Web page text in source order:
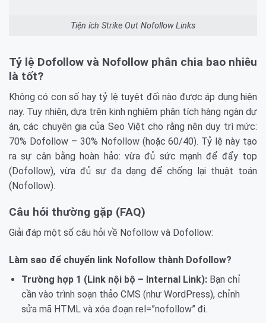
Tiện ích Strike Out Nofollow Links
Tỷ lệ Dofollow và Nofollow phân chia bao nhiêu
là tốt?
Không có con số hay tỷ lệ tuyệt đối nào được áp dụng hiện
nay. Tuy nhiên, dựa trên kinh nghiệm phân tích hàng ngàn dự
án, các chuyên gia của Seo Việt cho rằng nên duy trì mức:
70% Dofollow – 30% Nofollow (hoặc 60/40). Tỷ lệ này tạo
ra sự cân bằng hoàn hảo: vừa đủ sức mạnh để đẩy top
(Dofollow), vừa đủ sự đa dạng để chống lại thuật toán
(Nofollow).
Câu hỏi thường gặp (FAQ)
Giải đáp một số câu hỏi về Nofollow và Dofollow:
Làm sao để chuyển link Nofollow thành Dofollow?
Trường hợp 1 (Link nội bộ – Internal Link):Bạn chỉ
cần vào trình soạn thảo CMS (như WordPress), chỉnh
sửa mã HTML và xóa đoạn rel=”nofollow” đi.